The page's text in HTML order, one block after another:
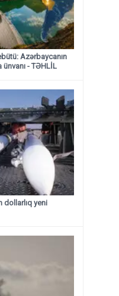
Azərbaycanın
- TƏHLİL
dollarlıq yeni